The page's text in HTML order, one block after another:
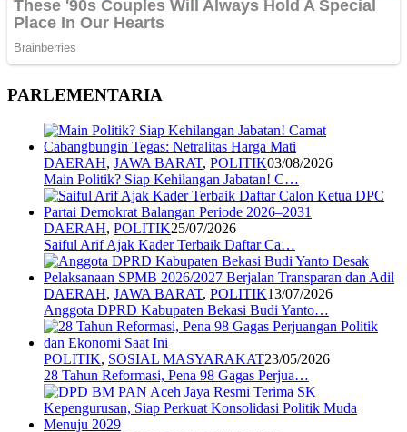
PARLEMENTARIA
DAERAH, JAWA BARAT, POLITIK03/08/2026
Main Politik? Siap Kehilangan Jabatan! C…
DAERAH, POLITIK25/07/2026
Saiful Arif Ajak Kader Terbaik Daftar Ca…
DAERAH, JAWA BARAT, POLITIK13/07/2026
Anggota DPRD Kabupaten Bekasi Budi Yanto…
POLITIK, SOSIAL MASYARAKAT23/05/2026
28 Tahun Reformasi, Pena 98 Gagas Perjua…